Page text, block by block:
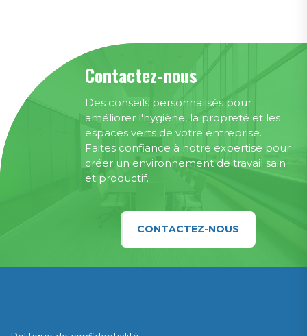
Contactez-nous
Des conseils personnalisés pour
améliorer l'hygiène, la propreté et les
espaces verts de votre entreprise.
Faites confiance à notre expertise pour
créer un environnement de travail sain
et productif.
CONTACTEZ-NOUS